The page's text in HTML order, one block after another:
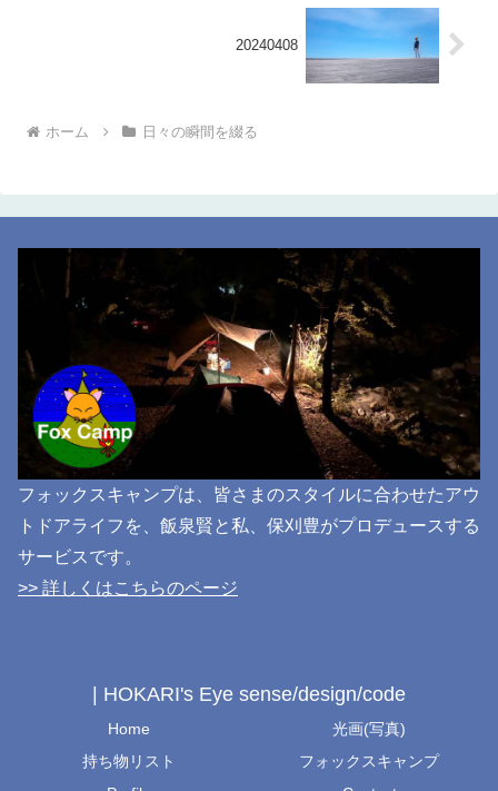
20240408
ホーム 日々の瞬間を綴る
フォックスキャンプは、皆さまのスタイルに合わせたアウ
トドアライフを、飯泉賢と私、保刈豊がプロデュースする
サービスです。
>> 詳しくはこちらのページ
| HOKARI's Eye sense/design/code
Home
光画(写真)
持ち物リスト
フォックスキャンプ